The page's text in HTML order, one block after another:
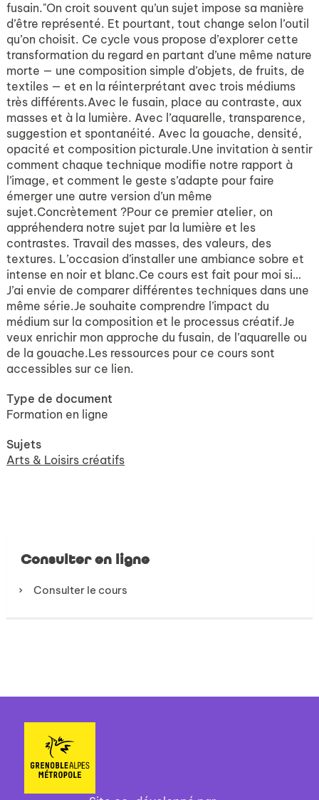
fusain."On croit souvent qu’un sujet impose sa manière
d’être représenté. Et pourtant, tout change selon l’outil
qu’on choisit. Ce cycle vous propose d’explorer cette
transformation du regard en partant d’une même nature
morte — une composition simple d’objets, de fruits, de
textiles — et en la réinterprétant avec trois médiums
très différents.Avec le fusain, place au contraste, aux
masses et à la lumière. Avec l’aquarelle, transparence,
suggestion et spontanéité. Avec la gouache, densité,
opacité et composition picturale.Une invitation à sentir
comment chaque technique modifie notre rapport à
l’image, et comment le geste s’adapte pour faire
émerger une autre version d’un même
sujet.Concrètement ?Pour ce premier atelier, on
appréhendera notre sujet par la lumière et les
contrastes. Travail des masses, des valeurs, des
textures. L’occasion d’installer une ambiance sobre et
intense en noir et blanc.Ce cours est fait pour moi si…
J’ai envie de comparer différentes techniques dans une
même série.Je souhaite comprendre l’impact du
médium sur la composition et le processus créatif.Je
veux enrichir mon approche du fusain, de l’aquarelle ou
de la gouache.Les ressources pour ce cours sont
accessibles sur ce lien.
Type de document
Formation en ligne
Sujets
Arts & Loisirs créatifs
Consulter en ligne
Consulter le cours